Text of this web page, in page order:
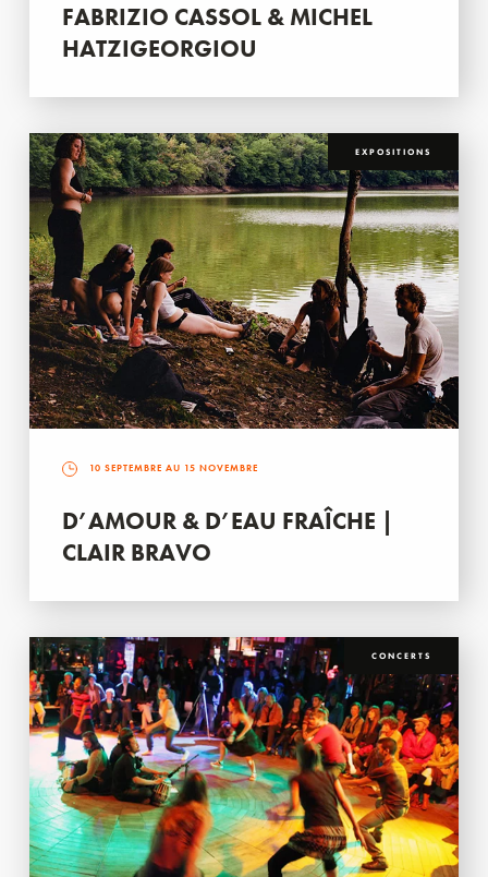
FABRIZIO CASSOL & MICHEL
HATZIGEORGIOU
EXPOSITIONS
10 SEPTEMBRE AU 15 NOVEMBRE
D’AMOUR & D’EAU FRAÎCHE |
CLAIR BRAVO
CONCERTS